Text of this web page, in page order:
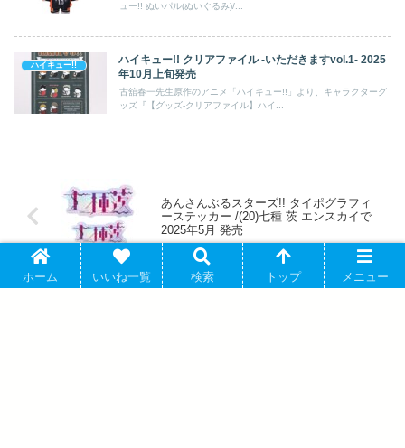
ュー!! ぬいパル(ぬいぐるみ)/...
ハイキュー!!
ハイキュー!! クリアファイル -いただきますvol.1- 2025
年10月上旬発売
古舘春一先生原作のアニメ「ハイキュー!!」より、キャラクターグ
ッズ『【グッズ-クリアファイル】ハイ...
あんさんぶるスターズ!! タイポグラフィ
ーステッカー /(20)七種 茨 エンスカイで
2025年5月 発売
ホーム いいね一覧 検索 トップ メニュー